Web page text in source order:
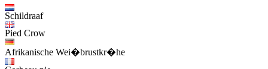
Schildraaf
Pied Crow
Afrikanische Wei�brustkr�he